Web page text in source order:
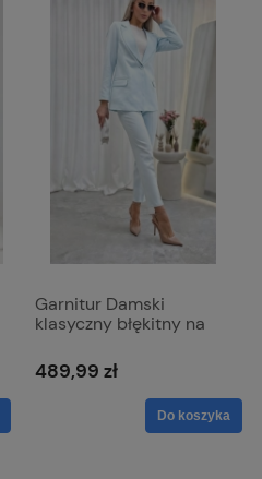
Garnitur Damski
klasyczny błękitny na
spodniami w kant -
Melani
489,99 zł
Do koszyka